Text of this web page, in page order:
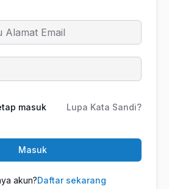
masuk Lupa Kata Sandi?
Masuk
akun?Daftar sekarang